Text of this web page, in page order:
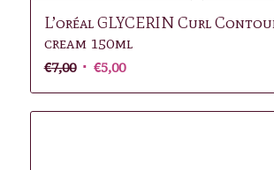
L’oréal GLYCERIN Curl
cream 150ml
€7,00 Oorspronkelijke
€5,00Huidige